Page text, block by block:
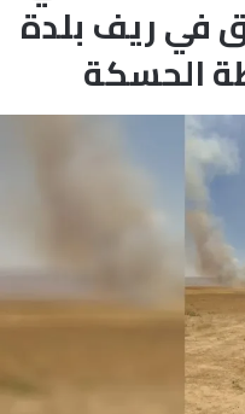
في ريف بلدة
الحسكة